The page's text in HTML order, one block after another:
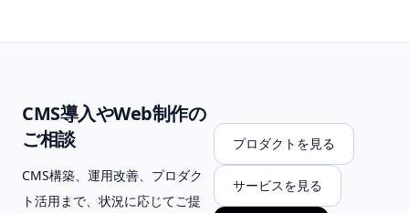
CMS導入やWeb制作の
ご相談
CMS構築、運用改善、プロダク
ト活用まで、状況に応じてご提
プロダクトを見る
サービスを見る